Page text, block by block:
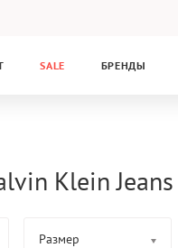
SALE БРЕНДЫ
Klein Jeans
Размер